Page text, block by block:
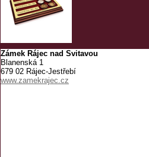
Zámek Rájec nad Svitavou
Blanenská 1
679 02 Rájec-Jestřebí
www.zamekrajec.cz